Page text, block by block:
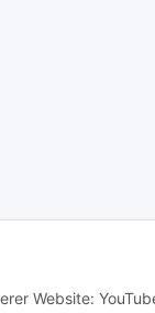
Website: